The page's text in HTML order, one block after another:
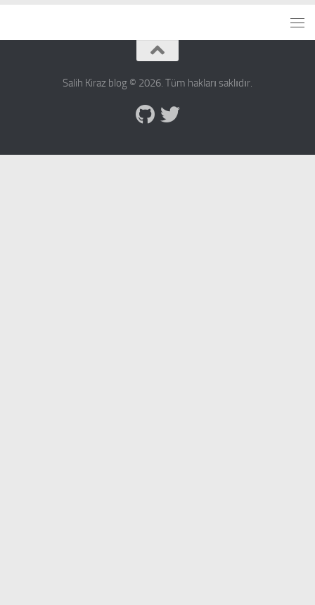
Salih Kiraz blog © 2026. Tüm hakları saklıdır.